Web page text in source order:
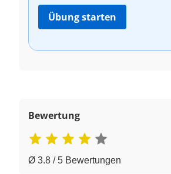
Übung starten
Bewertung
Ø 3.8 / 5 Bewertungen